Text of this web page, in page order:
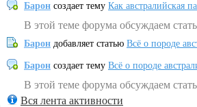
Барон создает тему Как австралийская
В этой теме форума обсуждаем
Барон добавляет статью Всё о породе
Барон создает тему Всё о породе
В этой теме форума обсуждаем
Вся лента активности